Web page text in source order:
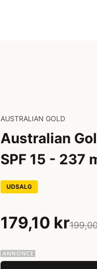
AUSTRALIAN GOLD
Australian
SPF 15 - 237
UDSALG
179,10 kr